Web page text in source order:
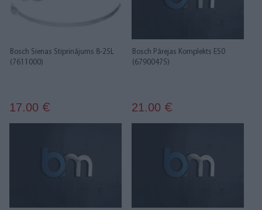
Bosch Sienas Stiprinājums 8-25L
(7611000)
17.00 €
Bosch Pārejas Komplekts ES0
(67900475)
21.00 €